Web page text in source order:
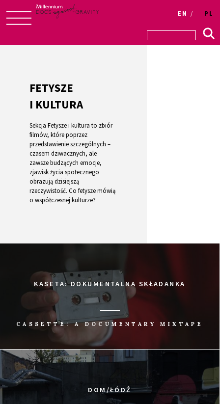
to
Login
EN PL
FETYSZE
I KULTURA
Sekcja Fetysze i kultura to zbiór
filmów, które poprzez
przedstawienie szczególnych –
czasem dziwacznych, ale
zawsze budzących emocje,
zjawisk życia społecznego
obrazują dzisiejszą
rzeczywistość. Co fetysze mówią
o współczesnej kulturze?
KASETA: DOKUMENTALNA SKŁADANKA
CASSETTE: A DOCUMENTARY MIXTAPE
DOM/ŁÓDŹ